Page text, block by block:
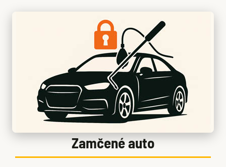
Zamčené auto